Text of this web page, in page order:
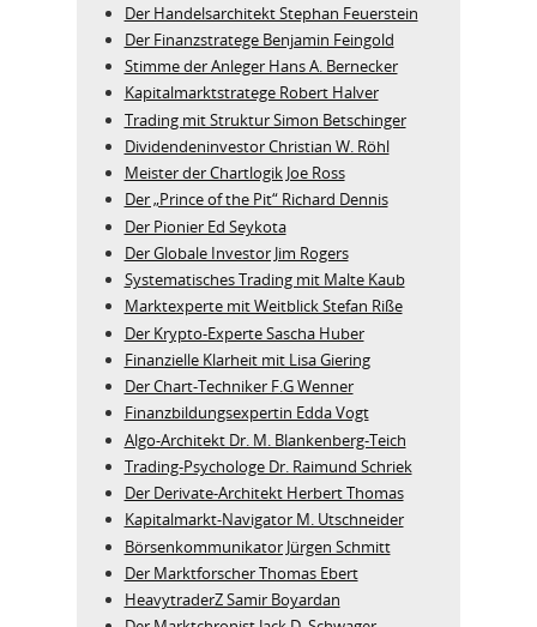
Der Handelsarchitekt Stephan Feuerstein
Der Finanzstratege Benjamin Feingold
Stimme der Anleger Hans A. Bernecker
Kapitalmarktstratege Robert Halver
Trading mit Struktur Simon Betschinger
Dividendeninvestor Christian W. Röhl
Meister der Chartlogik Joe Ross
Der „Prince of the Pit“ Richard Dennis
Der Pionier Ed Seykota
Der Globale Investor Jim Rogers
Systematisches Trading mit Malte Kaub
Marktexperte mit Weitblick Stefan Riße
Der Krypto-Experte Sascha Huber
Finanzielle Klarheit mit Lisa Giering
Der Chart-Techniker F.G Wenner
Finanzbildungsexpertin Edda Vogt
Algo‑Architekt Dr. M. Blankenberg‑Teich
Trading-Psychologe Dr. Raimund Schriek
Der Derivate‑Architekt Herbert Thomas
Kapitalmarkt-Navigator M. Utschneider
Börsenkommunikator Jürgen Schmitt
Der Marktforscher Thomas Ebert
HeavytraderZ Samir Boyardan